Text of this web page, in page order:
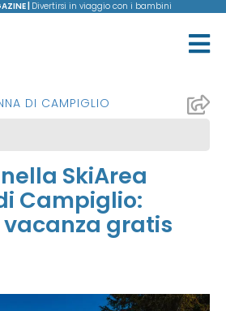
| Divertirsi in viaggio con i bambini
DI CAMPIGLIO
SkiArea
Campiglio:
gratis